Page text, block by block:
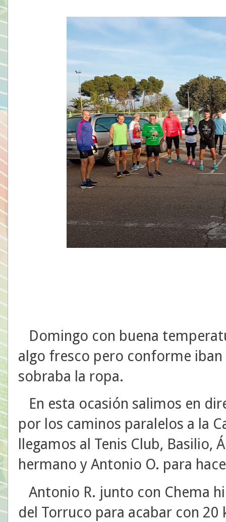
Domingo con buena
algo fresco pero conforme
sobraba la ropa.
En esta ocasión salimos en
por los caminos paralelos a la
llegamos al Tenis Club, Basilio,
hermano y Antonio O. para
Antonio R. junto con Chema
del Torruco para acabar con 20